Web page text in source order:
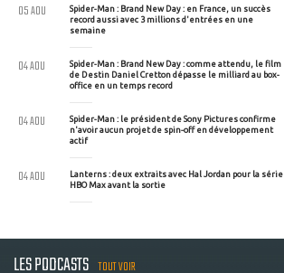
Spider-Man : Brand New Day : en France, un succès
record aussi avec 3 millions d'entrées en une
semaine
05 AOU
Spider-Man : Brand New Day : comme attendu, le film
de Destin Daniel Cretton dépasse le milliard au box-
office en un temps record
04 AOU
Spider-Man : le président de Sony Pictures confirme
n'avoir aucun projet de spin-off en développement
actif
04 AOU
Lanterns : deux extraits avec Hal Jordan pour la série
HBO Max avant la sortie
04 AOU
LES PODCASTS TOUT VOIR